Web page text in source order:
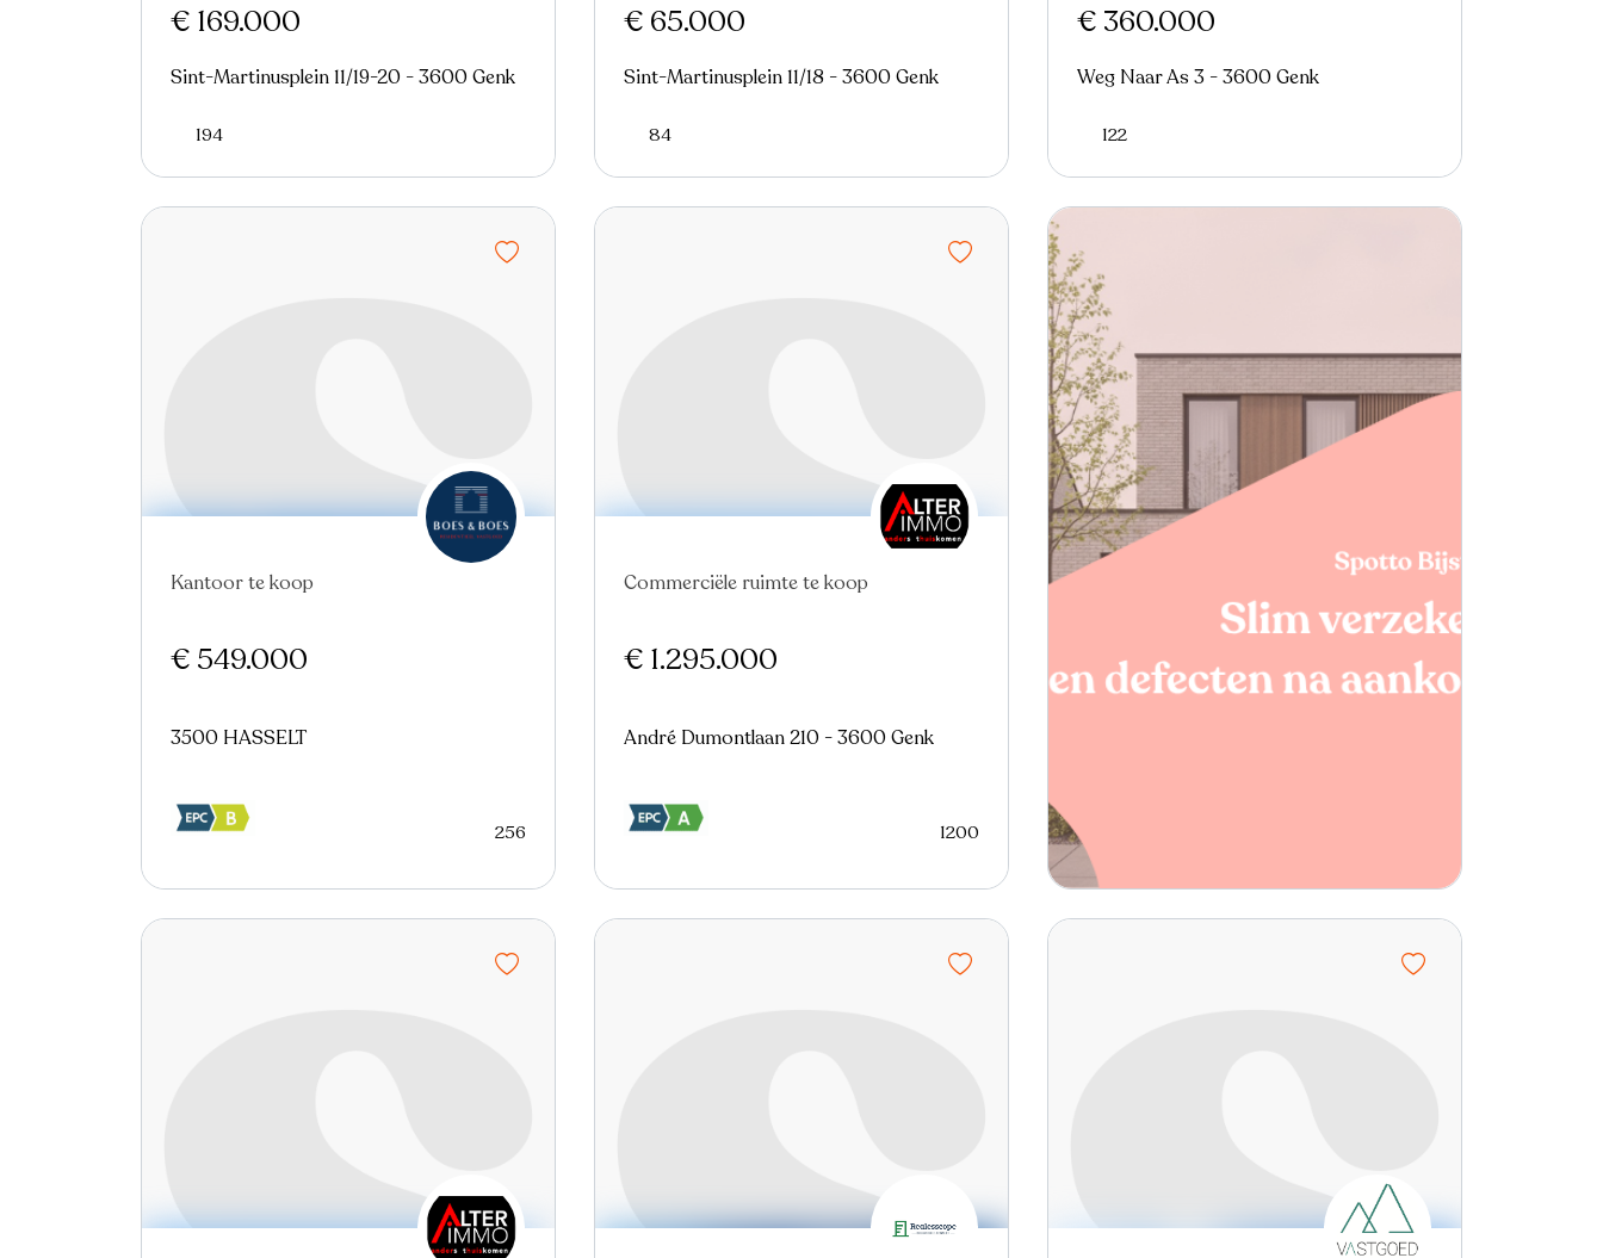
€ 169.000
Sint-Martinusplein 11/19-20 - 3600 Genk
194
€ 65.000
Sint-Martinusplein 11/18 - 3600 Genk
84
€ 360.000
Weg Naar As 3 - 3600 Genk
122
Kantoor te koop
€ 549.000
3500 HASSELT
256
Commerciële ruimte te koop
€ 1.295.000
André Dumontlaan 210 - 3600 Genk
1200